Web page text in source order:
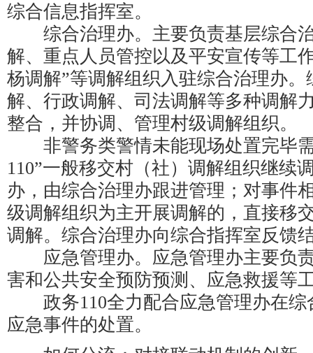
综合信息指挥室。
综合治理办。主要负责基层综合
解、重点人员管控以及平安宣传等工
杨调解”等调解组织入驻综合治理办
解、行政调解、司法调解等多种调解
整合，并协调、管理村级调解组织。
非警务类警情未能现场处置完毕需
110”一般移交村（社）调解组织继续
办，由综合治理办跟进管理；对事件
级调解组织为主开展调解的，直接移
调解。综合治理办向综合指挥室反馈
应急管理办。应急管理办主要负
害和公共安全预防预测、应急救援等
政务110全力配合应急管理办在综
应急事件的处置。